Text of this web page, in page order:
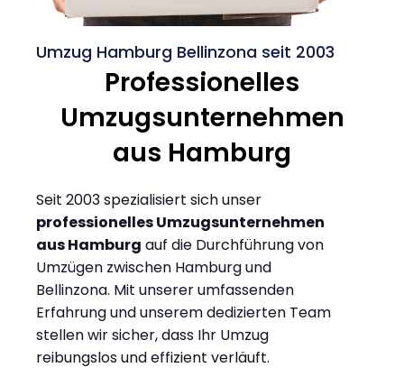
Umzug Hamburg Bellinzona seit 2003
Professionelles
Umzugsunternehmen
aus Hamburg
Seit 2003 spezialisiert sich unser
professionelles Umzugsunternehmen
aus Hamburg auf die Durchführung von
Umzügen zwischen Hamburg und
Bellinzona. Mit unserer umfassenden
Erfahrung und unserem dedizierten Team
stellen wir sicher, dass Ihr Umzug
reibungslos und effizient verläuft.